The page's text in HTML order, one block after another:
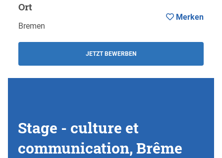
Ort
Bremen
JETZT BEWERBEN
Merken
Stage - culture et
communication, Brême